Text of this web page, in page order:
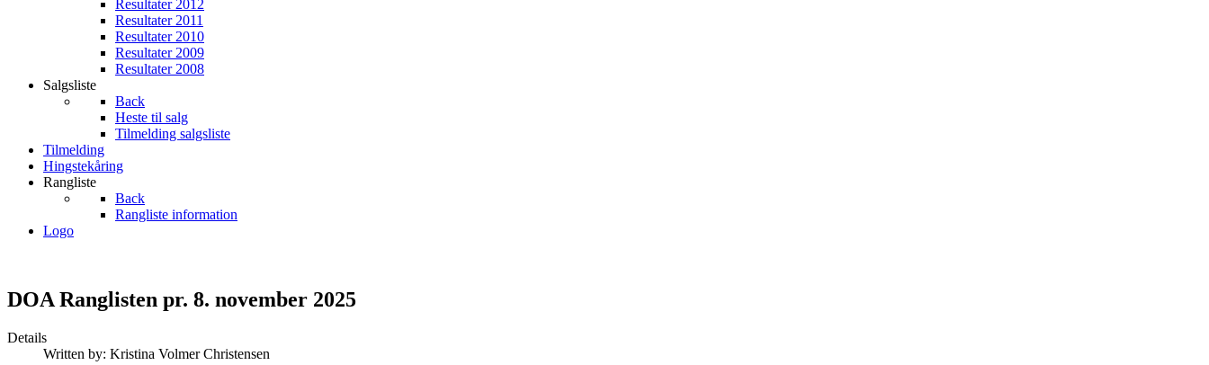
Resultater 2012
Resultater 2011
Resultater 2010
Resultater 2009
Resultater 2008
Salgsliste
Back
Heste til salg
Tilmelding salgsliste
Tilmelding
Hingstekåring
Rangliste
Back
Rangliste information
Logo
DOA Ranglisten pr. 8. november 2025
Details
Written by: Kristina Volmer Christensen